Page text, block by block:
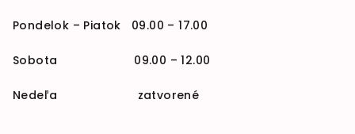
Pondelok – Piatok 09.00 – 17.00
Sobota 09.00 – 12.00
Nedeľa zatvorené